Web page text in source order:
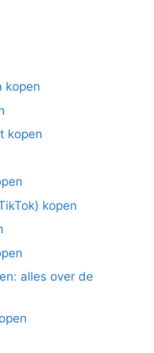
kopen
kopen
kopen
alles over de